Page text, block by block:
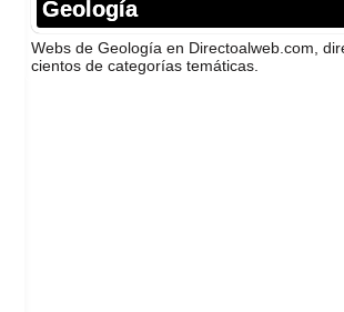
Geologí­a
Webs de Geologí­a en Directoalweb.com,
cientos de categorí­as temáticas.